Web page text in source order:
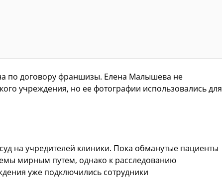
по договору франшизы. Елена Малышева не
учреждения, но ее фотографии использовались для
на учредителей клиники. Пока обманутые пациенты
мирным путем, однако к расследованию
уже подключились сотрудники